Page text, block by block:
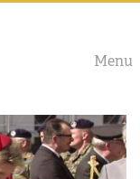
Menu